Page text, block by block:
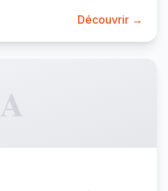
Découvrir →
A